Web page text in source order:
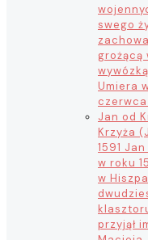
swego
grożącą
Umiera
czerwca
Jan od
Krzyża
1591
w roku
w
przyjął